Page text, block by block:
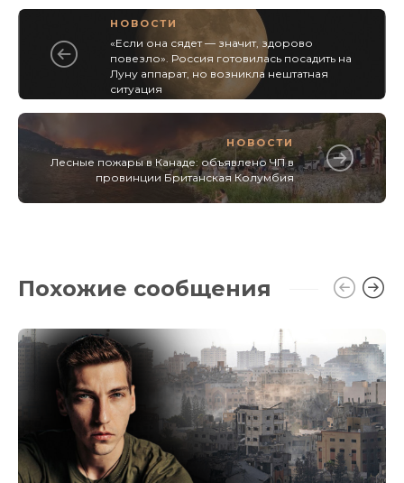
НОВОСТИ
«Если она сядет — значит, здорово
повезло». Россия готовилась посадить на
Луну аппарат, но возникла нештатная
ситуация
НОВОСТИ
Лесные пожары в Канаде: объявлено ЧП в
провинции Британская Колумбия
Похожие сообщения